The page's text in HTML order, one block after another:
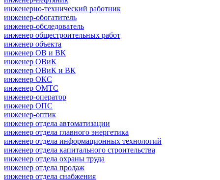
инженерно-технический работник
инженер-обогатитель
инженер-обследователь
инженер общестроительных работ
инженер объекта
инженер ОВ и ВК
инженер ОВиК
инженер ОВиК и ВК
инженер ОКС
инженер ОМТС
инженер-оператор
инженер ОПС
инженер-оптик
инженер отдела автоматизации
инженер отдела главного энергетика
инженер отдела информационных технологий
инженер отдела капитального строительства
инженер отдела охраны труда
инженер отдела продаж
инженер отдела снабжения